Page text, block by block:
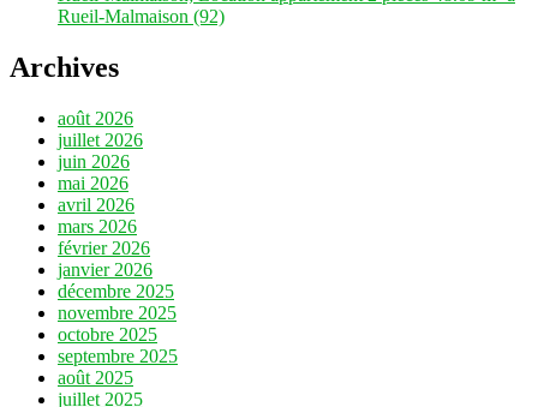
Rueil-Malmaison (92)
Archives
août 2026
juillet 2026
juin 2026
mai 2026
avril 2026
mars 2026
février 2026
janvier 2026
décembre 2025
novembre 2025
octobre 2025
septembre 2025
août 2025
juillet 2025